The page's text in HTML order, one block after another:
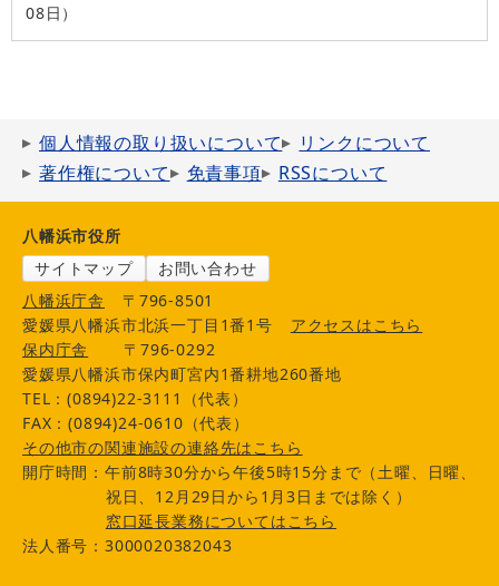
08日
個人情報の取り扱いについて
リンクについて
著作権について
免責事項 RSSについて
八幡浜市役所
サイトマップ
お問い合わせ
八幡浜庁舎
〒796-8501
愛媛県八幡浜市北浜一丁目1番1号
アクセスはこちら
保内庁舎
〒796-0292
愛媛県八幡浜市保内町宮内1番耕地260番地
TEL：(0894)22-3111（代表）
FAX：(0894)24-0610（代表）
その他市の関連施設の連絡先はこちら
開庁時間：午前8時30分から午後5時15分まで（土曜、日曜、
祝日、12月29日から1月3日までは除く）
窓口延長業務についてはこちら
法人番号：3000020382043